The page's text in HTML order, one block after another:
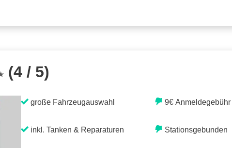
(4 / 5)
große Fahrzeugauswahl
inkl. Tanken & Reparaturen
9€ Anmeldegebühr
Stationsgebunden